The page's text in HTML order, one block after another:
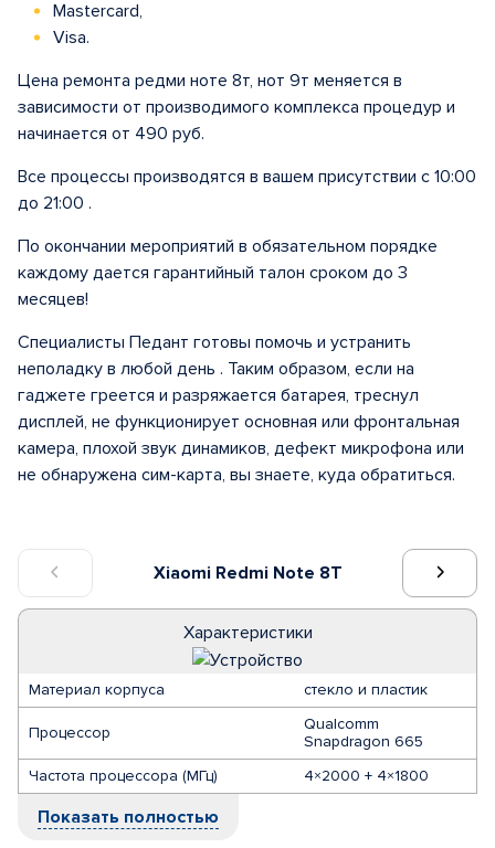
Xiaomi Redmi Note 8T
Характеристики
Материал корпуса стекло и пластик
Процессор
Qualcomm
Snapdragon 665
Частота процессора (МГц)
4×2000 + 4×1800
Показать полностью
Mastercard,
Visa.
Цена ремонта редми ноте 8т, нот 9т меняется в
зависимости от производимого комплекса процедур и
начинается от 490 руб.
Все процессы производятся в вашем присутствии с 10:00
до 21:00 .
По окончании мероприятий в обязательном порядке
каждому дается гарантийный талон сроком до 3
месяцев!
Специалисты Педант готовы помочь и устранить
неполадку в любой день . Таким образом, если на
гаджете греется и разряжается батарея, треснул
дисплей, не функционирует основная или фронтальная
камера, плохой звук динамиков, дефект микрофона или
не обнаружена сим-карта, вы знаете, куда обратиться.